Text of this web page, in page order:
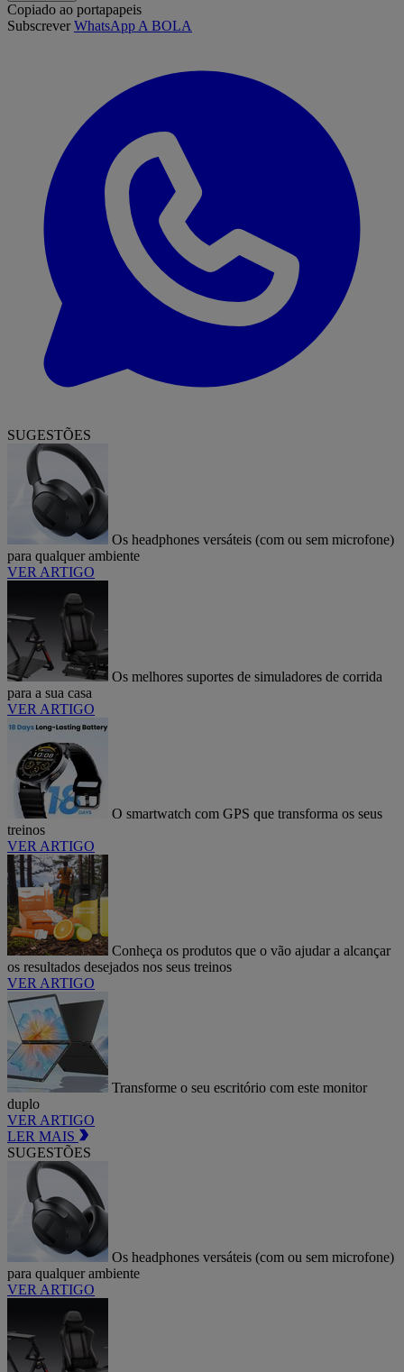
Copiado ao portapapeis
SubscreverWhatsApp A BOLA
SUGESTÕES
Os headphones versáteis (com ou sem microfone)
para qualquer ambiente
VER ARTIGO
Os melhores suportes de simuladores de corrida
para a sua casa
VER ARTIGO
O smartwatch com GPS que transforma os seus
treinos
VER ARTIGO
Conheça os produtos que o vão ajudar a alcançar
os resultados desejados nos seus treinos
VER ARTIGO
Transforme o seu escritório com este monitor
duplo
VER ARTIGO
LER MAIS
SUGESTÕES
Os headphones versáteis (com ou sem microfone)
para qualquer ambiente
VER ARTIGO